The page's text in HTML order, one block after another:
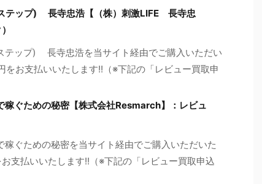
テップ) 長寺忠浩【（株）刺激LIFE 長寺忠
テップ) 長寺忠浩を当サイト経由でご購入いただい
お支払いいたします!!（※下記の「レビュー買取申
稼ぐための秘密【株式会社Resmarch】：レビュ
ぐための秘密を当サイト経由でご購入いただいた
支払いいたします!!（※下記の「レビュー買取申込